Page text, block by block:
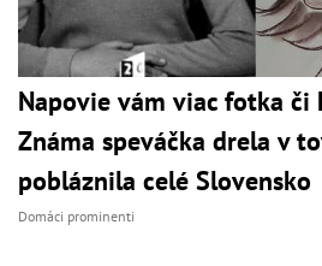
Napovie vám viac fotka či
Známa speváčka drela v
pobláznila celé Slovensko
Domáci prominenti